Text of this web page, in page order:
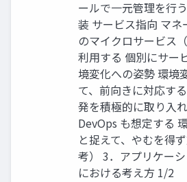
ールで一元管理を行
装 サービス指向 マネ
のマイクロサービス
利用する 個別にサー
境変化への姿勢 環境
て、前向きに対応す
発を積極的に取り入
DevOps も想定する
と捉えて、やむを得
考） 3．アプリケー
における考え方 1/2